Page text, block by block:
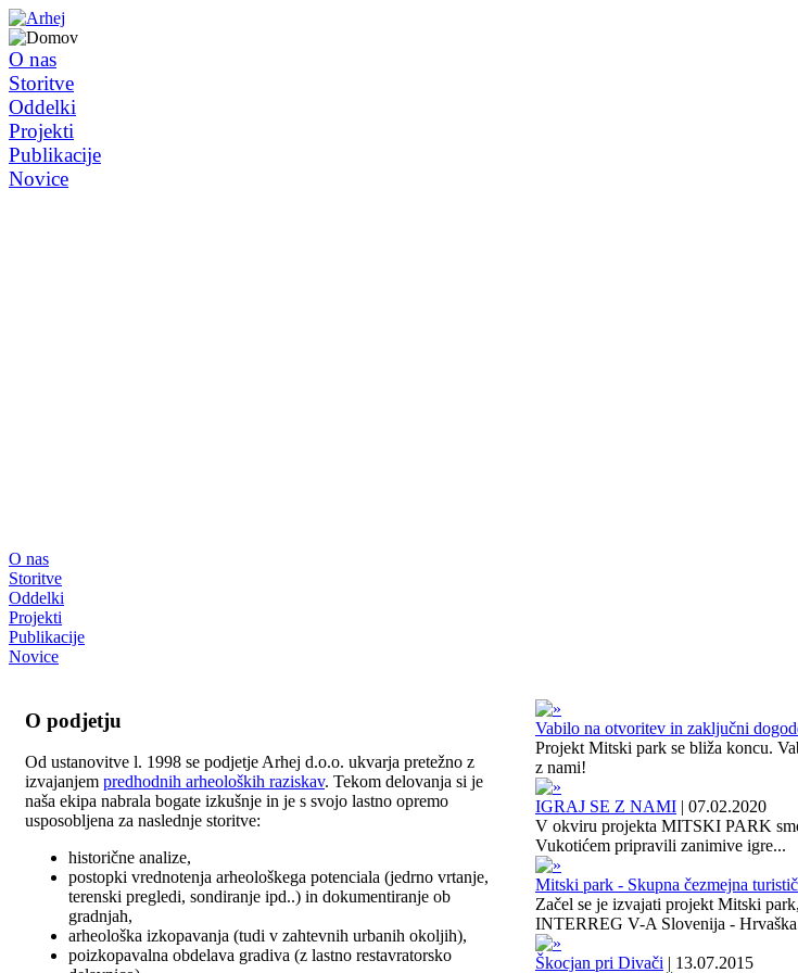
O nas
Storitve
Oddelki
Projekti
Publikacije
Novice
O nas
Storitve
Oddelki
Projekti
Publikacije
Novice
O podjetju
Od ustanovitve l. 1998 se podjetje Arhej d.o.o. ukvarja pretežno z
izvajanjem predhodnih arheoloških raziskav. Tekom delovanja si je
naša ekipa nabrala bogate izkušnje in je s svojo lastno opremo
usposobljena za naslednje storitve:
historične analize,
postopki vrednotenja arheološkega potenciala (jedrno vrtanje,
terenski pregledi, sondiranje ipd..) in dokumentiranje ob
gradnjah,
arheološka izkopavanja (tudi v zahtevnih urbanih okoljih),
poizkopavalna obdelava gradiva (z lastno restavratorsko
Vabilo na otvoritev in zaključni
Projekt Mitski park se bliža koncu.
z nami!
IGRAJ SE Z NAMI | 07.02.2020
V okviru projekta MITSKI PARK
Vukotićem pripravili zanimive igre...
Mitski park - Skupna čezmejna
Začel se je izvajati projekt Mitski
INTERREG V-A Slovenija -
Škocjan pri Divači | 13.07.2015